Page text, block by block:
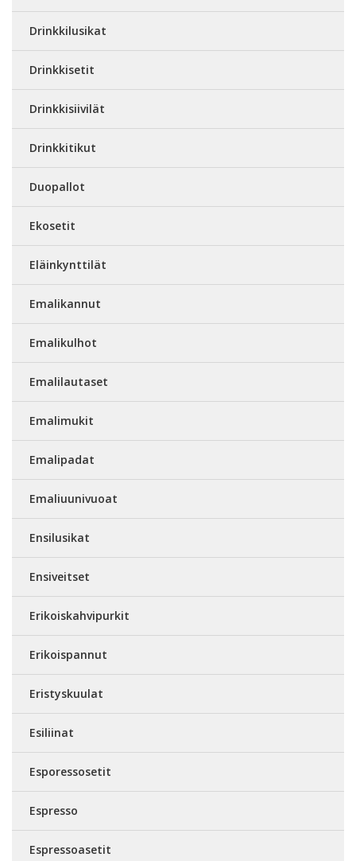
Drinkkilusikat
Drinkkisetit
Drinkkisiivilät
Drinkkitikut
Duopallot
Ekosetit
Eläinkynttilät
Emalikannut
Emalikulhot
Emalilautaset
Emalimukit
Emalipadat
Emaliuunivuoat
Ensilusikat
Ensiveitset
Erikoiskahvipurkit
Erikoispannut
Eristyskuulat
Esiliinat
Esporessosetit
Espresso
Espressoasetit